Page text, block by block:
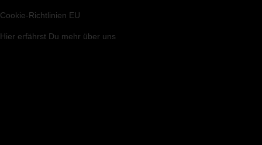
Cookie-Richtlinien EU
Hier erfährst Du mehr über uns